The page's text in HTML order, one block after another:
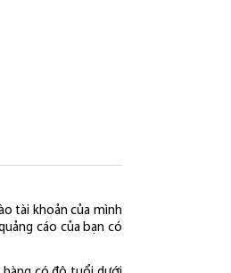
tài khoản của mình
cáo của bạn có